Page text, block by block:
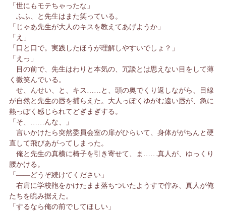
「世にもモテちゃったな」
ふふ、と先生はまた笑っている。
「じゃあ先生が大人のキスを教えてあげようか」
「え」
「口と口で。実践したほうが理解しやすいでしょ？」
「えっ」
目の前で、先生はわりと本気の、冗談とは思えない目をして薄
く微笑んでいる。
せ、んせい、と、キス……と、頭の奥でくり返しながら、目線
が自然と先生の唇を捕らえた。大人っぽくゆがむ遠い唇が、急に
熱っぽく感じられてどぎまぎする。
「そ、……んな、」
言いかけたら突然委員会室の扉がひらいて、身体ががちんと硬
直して飛びあがってしまった。
俺と先生の真横に椅子を引き寄せて、ま……真人が、ゆっくり
腰かける。
「――どうぞ続けてください」
右肩に学校鞄をかけたまま落ちついたようすで佇み、真人が俺
たちを睨み据えた。
「するなら俺の前でしてほしい」